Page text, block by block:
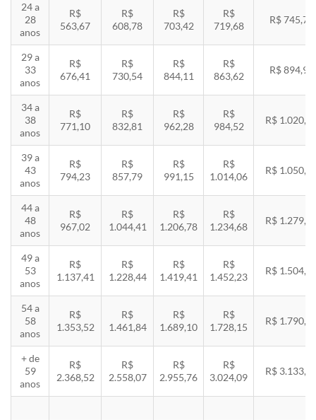
24 a
28
anos
R$
563,67
R$
608,78
R$
703,42
R$
719,68
R$ 745,78
29 a
33
anos
R$
676,41
R$
730,54
R$
844,11
R$
863,62
R$ 894,94
34 a
38
anos
R$
771,10
R$
832,81
R$
962,28
R$
984,52
R$
39 a
43
anos
R$
794,23
R$
857,79
R$
991,15
R$
1.014,06
R$
44 a
48
anos
R$
967,02
R$
1.044,41
R$
1.206,78
R$
1.234,68
R$
49 a
53
anos
R$
1.137,41
R$
1.228,44
R$
1.419,41
R$
1.452,23
R$
54 a
58
anos
R$
1.353,52
R$
1.461,84
R$
1.689,10
R$
1.728,15
R$
+ de
59
anos
R$
2.368,52
R$
2.558,07
R$
2.955,76
R$
3.024,09
R$